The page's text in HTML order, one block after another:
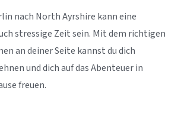
nach North Ayrshire kann eine
stressige Zeit sein. Mit dem richtigen
an deiner Seite kannst du dich
und dich auf das Abenteuer in
freuen.